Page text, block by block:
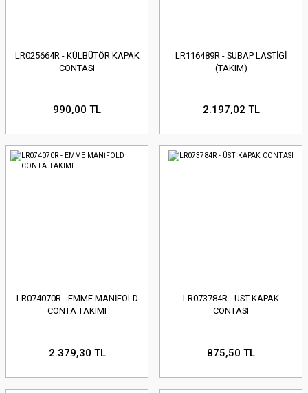
LR025664R - KÜLBÜTÖR KAPAK
CONTASI
990,00 TL
LR116489R - SUBAP LASTİGİ
(TAKIM)
2.197,02 TL
LR074070R - EMME MANİFOLD
CONTA TAKIMI
2.379,30 TL
LR073784R - ÜST KAPAK
CONTASI
875,50 TL